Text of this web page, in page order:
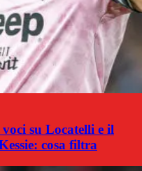
su Locatelli e il
cosa filtra